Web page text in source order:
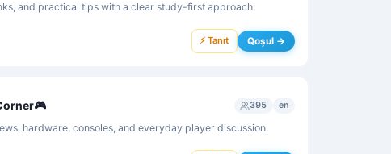
and practical tips with a clear study-first approach.
⚡ Tanıt Qoşul →
395 en
hardware, consoles, and everyday player discussion.